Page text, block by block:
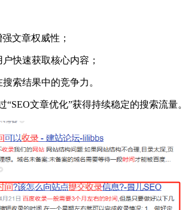
文章权威性；
快速获取核心内容；
索结果中的竞争力。
文章优化”获得持续稳定的搜索流量